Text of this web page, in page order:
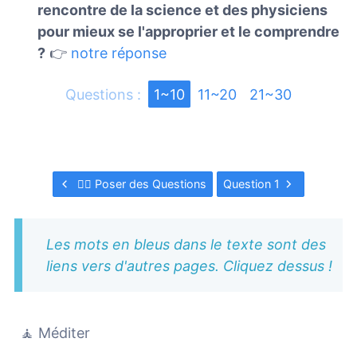
rencontre de la science et des physiciens
pour mieux se l'approprier et le comprendre
?👉 notre réponse
Questions : 1~10 11~20 21~30
🙋‍♀️ Poser des Questions Question 1
Les mots en bleus dans le texte sont des
liens vers d'autres pages. Cliquez dessus !
🧘 Méditer